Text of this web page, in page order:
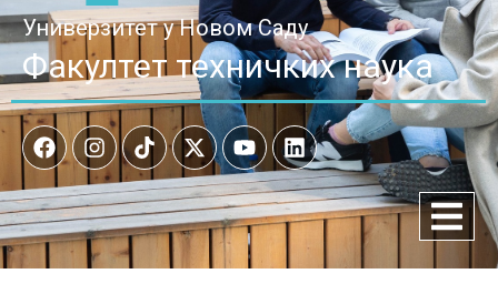
Универзитет у Новом Саду
Факултет техничких наука